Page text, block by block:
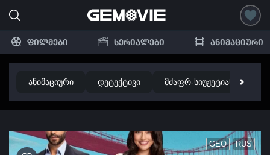
ფილმები სერიალები ანიმაციური
ანიმაციური დეტექტივი მძაფრ-სიუჟეტიანი
GEO RUS